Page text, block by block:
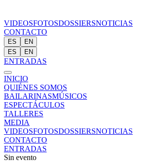
VIDEOSFOTOSDOSSIERSNOTICIAS
CONTACTO
ES
EN
ES
EN
ENTRADAS
INICIO
QUIÉNES SOMOS
BAILARINASMÚSICOS
ESPECTÁCULOS
TALLERES
MEDIA
VIDEOSFOTOSDOSSIERSNOTICIAS
CONTACTO
ENTRADAS
Sin evento